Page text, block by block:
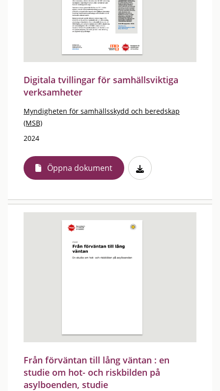
Digitala tvillingar för samhällsviktiga
verksamheter
Myndigheten för samhällsskydd och beredskap
(MSB)
2024
Öppna dokument
Från förväntan till lång väntan : en
studie om hot- och riskbilden på
asylboenden, studie